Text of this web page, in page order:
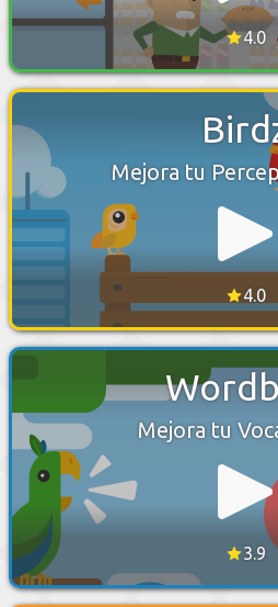
4.0
Mejora tu
4.0
Mejora tu
3.9